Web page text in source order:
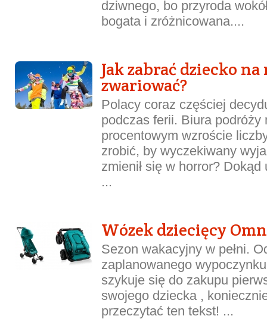
dziwnego, bo przyroda
bogata i zróżnicowana....
Jak zabrać dziecko
zwariować?
Polacy coraz częściej
podczas ferii. Biura podróży
procentowym wzroście
zrobić, by wyczekiwany
zmienił się w horror?
...
Wózek dziecięcy
Sezon wakacyjny w pełni.
zaplanowanego
szykuje się do zakupu
swojego dziecka ,
przeczytać ten tekst! ...